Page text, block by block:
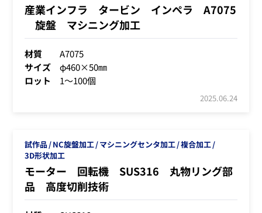
産業インフラ タービン インペラ A7075
旋盤 マシニング加工
材質
A7075
サイズ
φ460×50㎜
ロット
1～100個
2025.06.24
試作品 NC旋盤加工 マシニングセンタ加工 複合加工
3D形状加工
モーター 回転機 SUS316 丸物リング部
品 高度切削技術